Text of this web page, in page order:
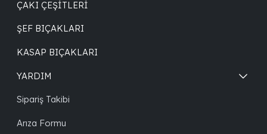
ÇAKI ÇEŞITLERI
ŞEF BIÇAKLARI
KASAP BIÇAKLARI
YARDIM
Sipariş Takibi
Arıza Formu